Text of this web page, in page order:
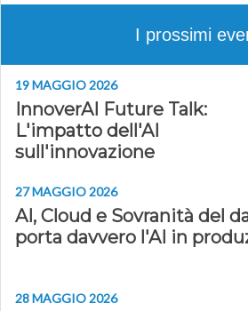
I prossimi
19 MAGGIO 2026
InnoverAI Future Talk:
L'impatto dell'AI
sull'innovazione
27 MAGGIO 2026
AI, Cloud e Sovranità del
porta davvero l'AI in
28 MAGGIO 2026